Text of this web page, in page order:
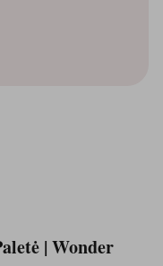
| Wonder